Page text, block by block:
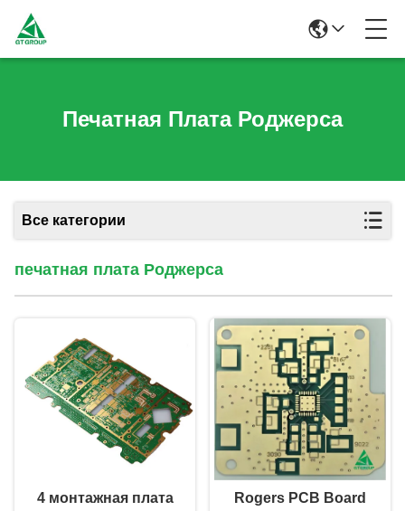
Печатная Плата Роджерса
Все категории
печатная плата Роджерса
4 монтажная плата
Rogers PCB Board